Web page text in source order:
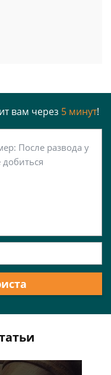
вам через 5 минут!